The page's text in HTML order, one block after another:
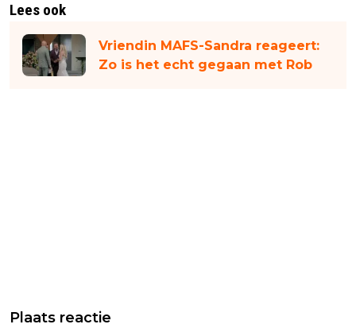
Lees ook
Vriendin MAFS-Sandra reageert:
Zo is het echt gegaan met Rob
Plaats reactie